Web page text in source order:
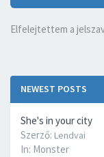
NEWEST POSTS
She's in your city
Szerző: Lendvai
In: Monster
Elfelejtettem a